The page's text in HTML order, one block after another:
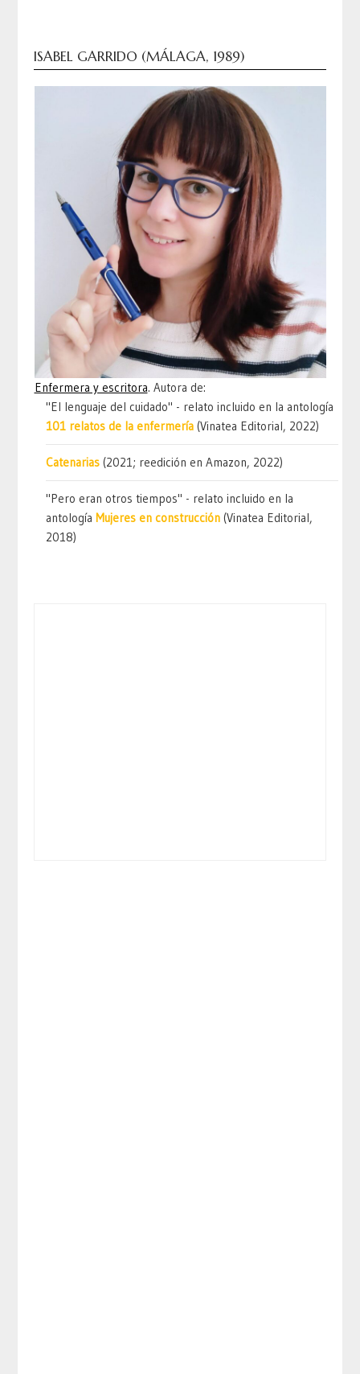
ISABEL GARRIDO (MÁLAGA, 1989)
Enfermera y escritora. Autora de:
"El lenguaje del cuidado" - relato incluido en la antología
101 relatos de la enfermería (Vinatea Editorial, 2022)
Catenarias (2021; reedición en Amazon, 2022)
"Pero eran otros tiempos" - relato incluido en la
antologíaMujeres en construcción (Vinatea Editorial,
2018)